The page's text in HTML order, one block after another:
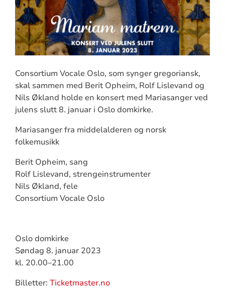
Consortium Vocale Oslo, som synger gregoriansk,
skal sammen med Berit Opheim, Rolf Lislevand og
Nils Økland holde en konsert med Mariasanger ved
julens slutt 8. januar i Oslo domkirke.
Mariasanger fra middelalderen og norsk
folkemusikk
Berit Opheim, sang
Rolf Lislevand, strengeinstrumenter
Nils Økland, fele
Consortium Vocale Oslo
Oslo domkirke
Søndag 8. januar 2023
kl. 20.00–21.00
Billetter: Ticketmaster.no